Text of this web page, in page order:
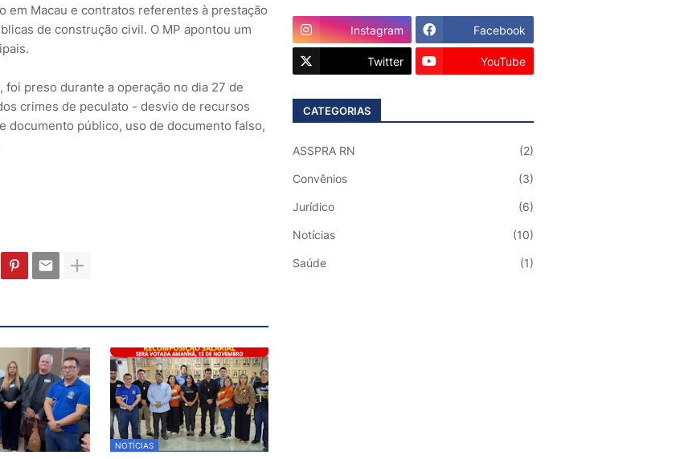
Macau e contratos referentes à prestação
de construção civil. O MP apontou um
preso durante a operação no dia 27 de
crimes de peculato - desvio de recursos
documento público, uso de documento falso,
NOTÍCIAS
Instagram Facebook
Twitter YouTube
CATEGORIAS
ASSPRA RN (2)
Convênios (3)
Jurídico (6)
Notícias (10)
Saúde (1)